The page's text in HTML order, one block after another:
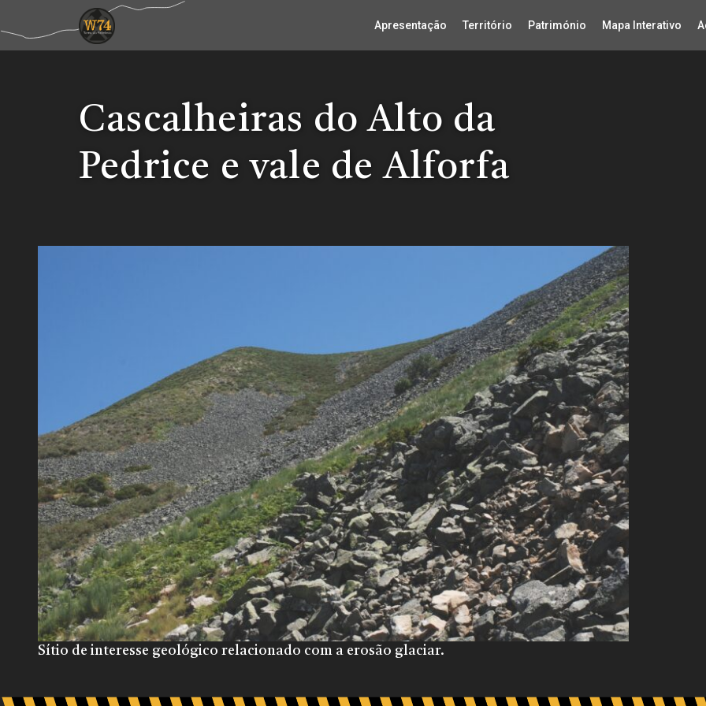
Apresentação Território Património Mapa Interativo
Cascalheiras do Alto da
Pedrice e vale de Alforfa
Sítio de interesse geológico relacionado com a erosão glaciar.